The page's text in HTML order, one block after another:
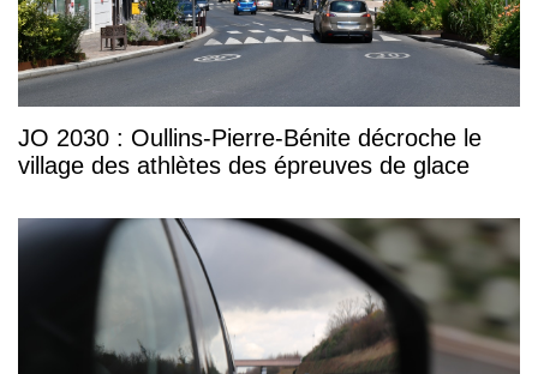
JO 2030 : Oullins-Pierre-Bénite décroche le
village des athlètes des épreuves de glace